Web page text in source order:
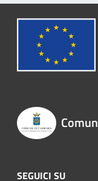
SEGUICI SU